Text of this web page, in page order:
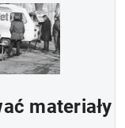
materiały